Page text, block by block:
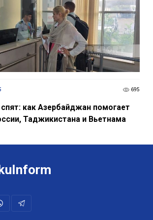
695
спят: как Азербайджан помогает
Таджикистана и Вьетнама